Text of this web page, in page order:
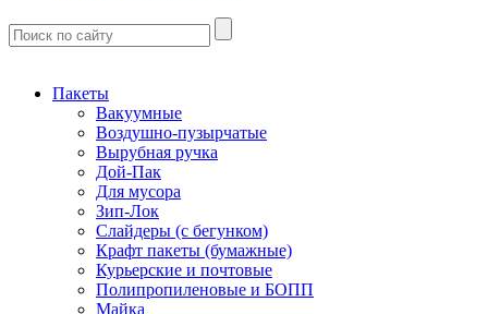
Пакеты
Вакуумные
Воздушно-пузырчатые
Вырубная ручка
Дой-Пак
Для мусора
Зип-Лок
Слайдеры (с бегунком)
Крафт пакеты (бумажные)
Курьерские и почтовые
Полипропиленовые и БОПП
Майка